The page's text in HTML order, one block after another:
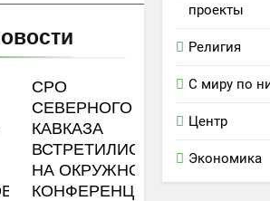
СРО
СЕВЕРНОГО
КАВКАЗА
ВСТРЕТИЛИСЬ
НА ОКРУЖНОЙ
КОНФЕРЕНЦИИ
проекты
Религия
С миру по
Центр
Экономика